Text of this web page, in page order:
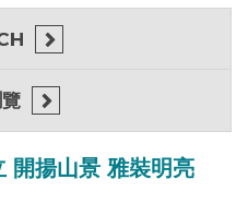
開揚山景 雅裝明亮